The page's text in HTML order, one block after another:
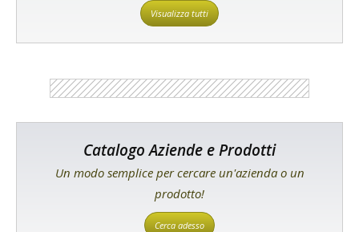
Visualizza tutti
Catalogo Aziende e Prodotti
Un modo semplice per cercare un'azienda o un
prodotto!
Cerca adesso